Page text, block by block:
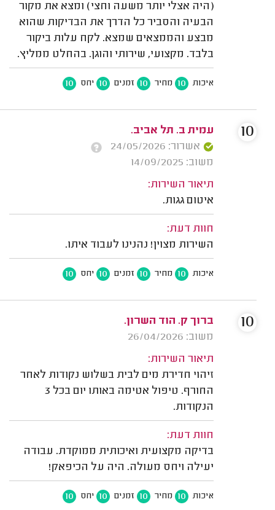
(היה אצלי יותר משעה וחצי) ומצא את מקור
הבעיה והסביר כל הדרך את הבדיקות שהוא
מבצע והממצאים שמצא. לקח עלות ביקור
בלבד. מקצועי, שירותי והוגן. בהחלט ממליץ.
איכות 10 מחיר 10 זמנים 10 יחס 10
עמית ב. תל אביב.
אשרור: 24/05/2026
משוב: 14/09/2025
תיאור השירות:
איטום גגות.
חוות דעת:
השירות מצוין! נהנינו לעבוד איתו.
איכות 10 מחיר 10 זמנים 10 יחס 10
10
ברוך ק. הוד השרון.
משוב: 26/04/2026
תיאור השירות:
זיהוי חדירת מים לבית בשלוש נקודות לאחר
החורף. טיפול אטימה באותו יום בכל 3
הנקודות.
חוות דעת:
בדיקה מקצועית ואיכותית ממוקדת. עבודה
יעילה ויחס מעולה. היה על הכיפאק!
איכות 10 מחיר 10 זמנים 10 יחס 10
10